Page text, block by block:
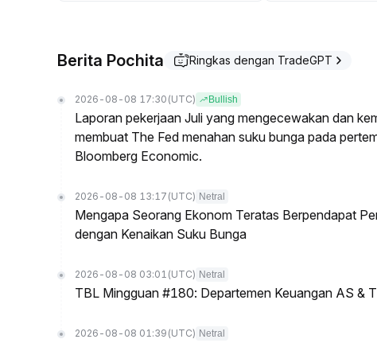
Berita Pochita Ringkas dengan TradeGPT
2026-08-08 17:30 (UTC) Bullish
Laporan pekerjaan Juli yang mengecewakan dan
membuat The Fed menahan suku bunga pada
Bloomberg Economic.
2026-08-08 13:17 (UTC) Netral
Mengapa Seorang Ekonom Teratas Berpendapat
dengan Kenaikan Suku Bunga
2026-08-08 03:01 (UTC) Netral
TBL Mingguan #180: Departemen Keuangan AS &
2026-08-08 01:39 (UTC) Netral